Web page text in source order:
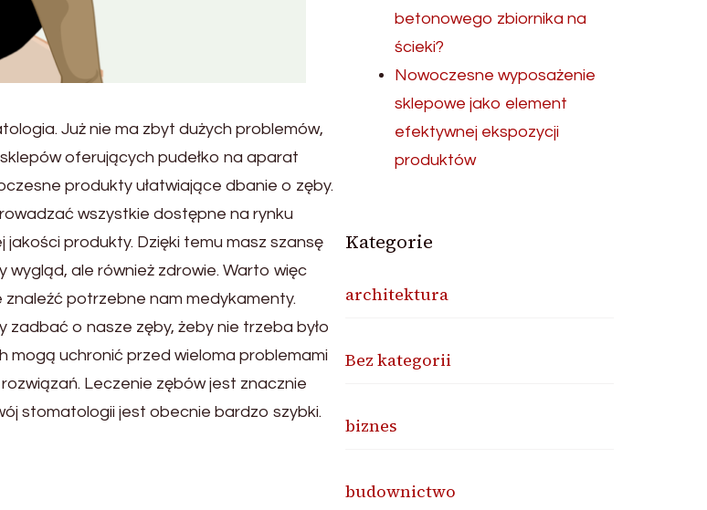
Już nie ma zbyt dużych problemów,
oferujących pudełko na aparat
produkty ułatwiające dbanie o zęby.
wszystkie dostępne na rynku
produkty. Dzięki temu masz szansę
wygląd, ale również zdrowie. Warto więc
potrzebne nam medykamenty.
o nasze zęby, żeby nie trzeba było
mogą uchronić przed wieloma problemami
Leczenie zębów jest znacznie
stomatologii jest obecnie bardzo szybki.
betonowego zbiornika na
ścieki?
Nowoczesne wyposażenie
sklepowe jako element
efektywnej ekspozycji
produktów
Kategorie
architektura
Bez kategorii
biznes
budownictwo